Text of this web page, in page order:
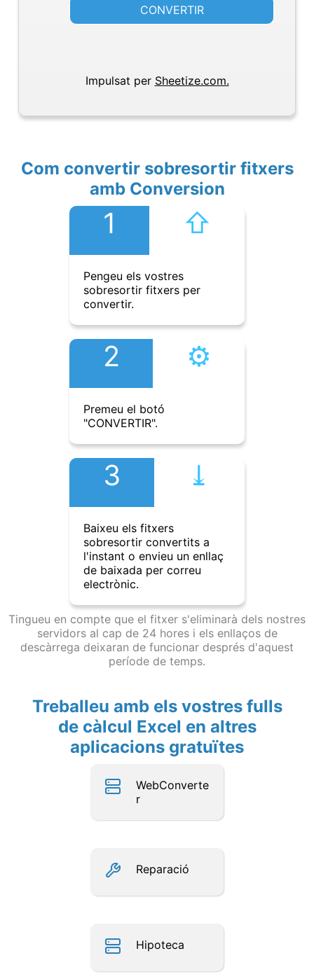
CONVERTIR
Impulsat per Sheetize.com.
Com convertir sobresortir fitxers
amb Conversion
1 ⇧︎
Pengeu els vostres
sobresortir fitxers per
convertir.
2 ⚙︎
Premeu el botó
"CONVERTIR".
3 ⤓︎
Baixeu els fitxers
sobresortir convertits a
l'instant o envieu un enllaç
de baixada per correu
electrònic.
Tingueu en compte que el fitxer s'eliminarà dels nostres
servidors al cap de 24 hores i els enllaços de
descàrrega deixaran de funcionar després d'aquest
període de temps.
Treballeu amb els vostres fulls
de càlcul Excel en altres
aplicacions gratuïtes
WebConverte
r
Reparació
Hipoteca